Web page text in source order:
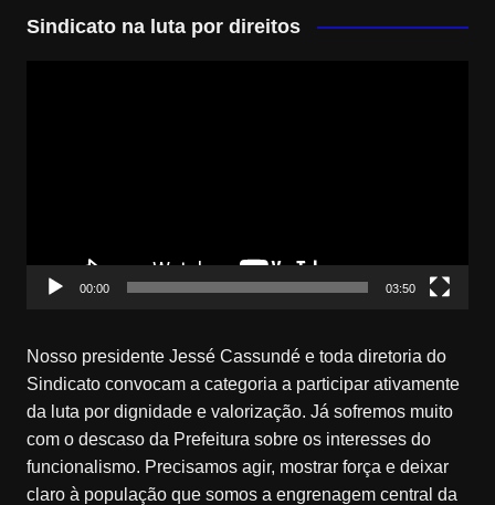
Sindicato na luta por direitos
00:00 03:50
Nosso presidente Jessé Cassundé e toda diretoria do
Sindicato convocam a categoria a participar ativamente
da luta por dignidade e valorização. Já sofremos muito
com o descaso da Prefeitura sobre os interesses do
funcionalismo. Precisamos agir, mostrar força e deixar
claro à população que somos a engrenagem central da